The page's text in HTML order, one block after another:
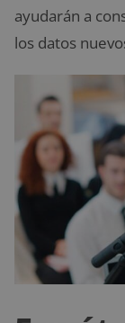
ayudarán a
los datos